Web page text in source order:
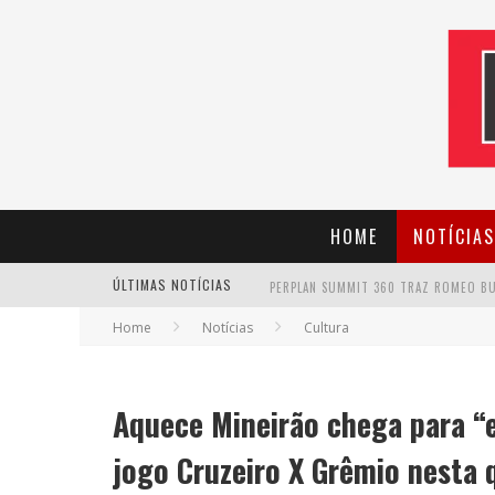
HOME NOTÍCIAS
ÚLTIMAS NOTÍCIAS
CANTOR EVANDRO JR. NA
Home Notícias Cultura
Aquece Mineirão chega para
jogo Cruzeiro X Grêmio